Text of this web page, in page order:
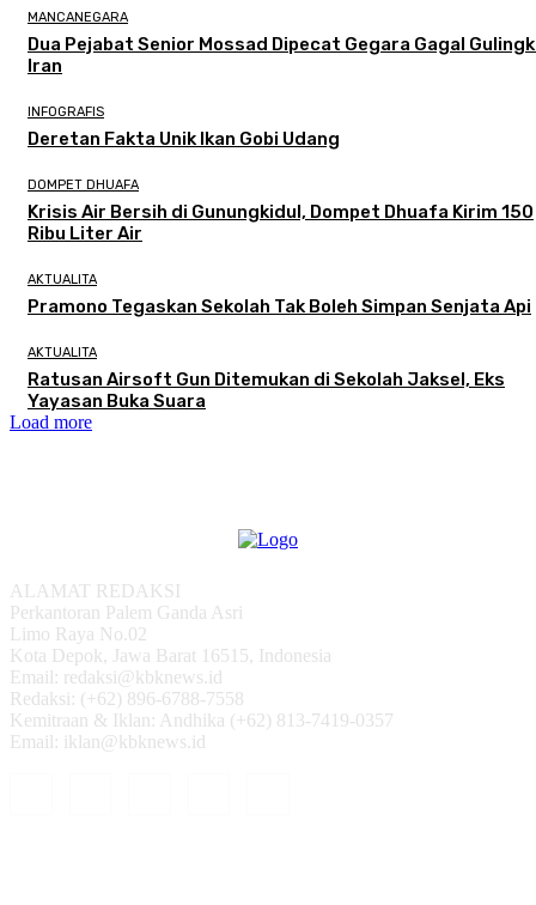
MANCANEGARA
Dua Pejabat Senior Mossad Dipecat Gegara Gagal
Iran
INFOGRAFIS
Deretan Fakta Unik Ikan Gobi Udang
DOMPET DHUAFA
Krisis Air Bersih di Gunungkidul, Dompet Dhuafa Kirim 150
Ribu Liter Air
AKTUALITA
Pramono Tegaskan Sekolah Tak Boleh Simpan Senjata Api
AKTUALITA
Ratusan Airsoft Gun Ditemukan di Sekolah Jaksel, Eks
Yayasan Buka Suara
Load more
ALAMAT REDAKSI
Perkantoran Palem Ganda Asri
Limo Raya No.02
Kota Depok, Jawa Barat 16515, Indonesia
Email: redaksi@kbknews.id
Redaksi: (+62) 896-6788-7558
Kemitraan & Iklan: Andhika (+62) 813-7419-0357
Email: iklan@kbknews.id